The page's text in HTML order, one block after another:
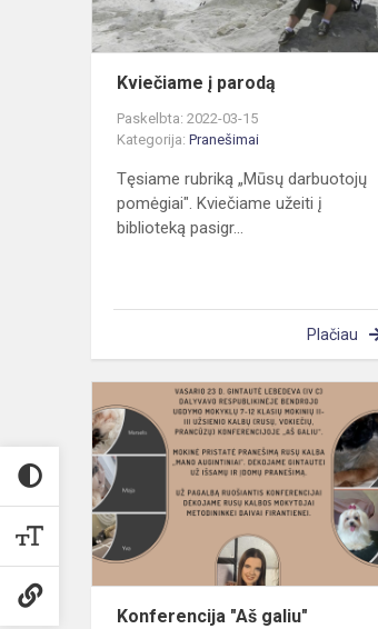
Kviečiame į parodą
Paskelbta: 2022-03-15
Kategorija: Pranešimai
Tęsiame rubriką „Mūsų darbuotojų
pomėgiai". Kviečiame užeiti į
biblioteką pasigr...
Plačiau
Konferencija "Aš galiu"